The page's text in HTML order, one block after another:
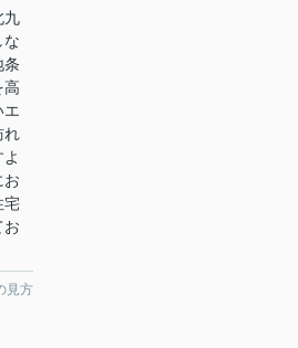
九
な
条
高
エ
れ
お
宅
お
見方